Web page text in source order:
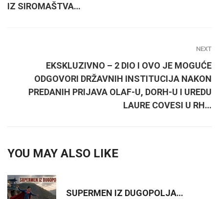
IZ SIROMAŠTVA…
NEXT
EKSKLUZIVNO – 2 DIO I OVO JE MOGUĆE
ODGOVORI DRŽAVNIH INSTITUCIJA NAKON
PREDANIH PRIJAVA OLAF-U, DORH-U I UREDU
LAURE COVESI U RH…
YOU MAY ALSO LIKE
SUPERMEN IZ DUGOPOLJA…